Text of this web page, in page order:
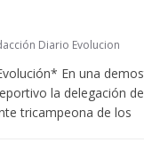
Diario Evolucion
En una
la delegación
tricampeona de los